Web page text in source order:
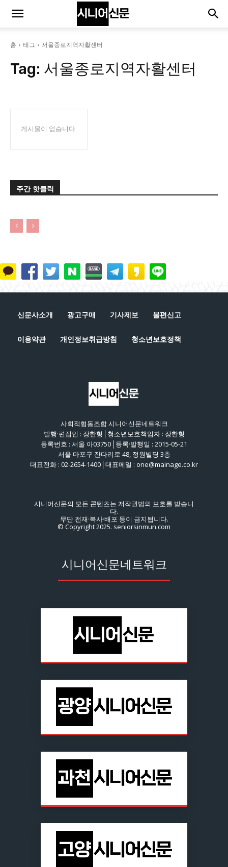
홈 태그 서울종로지역자활센터
Tag: 서울종로지역자활센터
게시물이 없습니다.
주간 핫클릭
신문사소개 광고구매 기사제보 불편신고
이용약관 개인정보취급방침 청소년보호정책
사회적협동조합 시니어신문네트워크
발행·편집인 : 장한형│청소년보호책임자 : 장한형
등록번호 : 서울 아03750│등록·발행일 : 2015-05-21
서울 마포구 잔다리로 48, 정원빌딩 3층
대표전화 : 02-2654-1400│대표메일 : one@mainage.co.kr
시니어신문의 모든 콘텐츠는 저작권법의 보호를 받습니
다.
무단 전재·복사·배포 등이 금지됩니다.
© Copyright 2025. seniorsinmun.com
시니어신문네트워크